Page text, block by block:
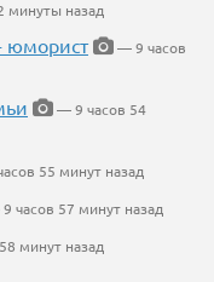
минуты назад
юморист
— 9 часов
— 9 часов 54
55 минут назад
часов 57 минут назад
минут назад